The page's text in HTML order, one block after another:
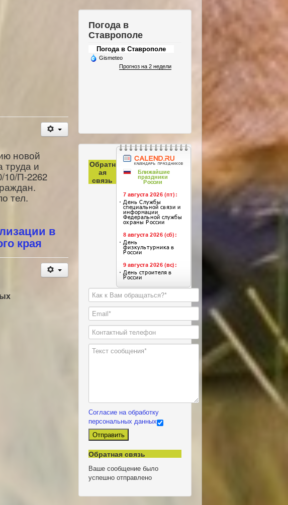
новой
труда и
10/П-2262
тел.
в
края
Погода в
Ставрополе
Погода в Ставрополе
Gismeteo
Прогноз на 2 недели
Обратн
ая
связь
Согласие на обработку
персональных данных
Отправить
Обратная связь
Ваше сообщение было
успешно отправлено